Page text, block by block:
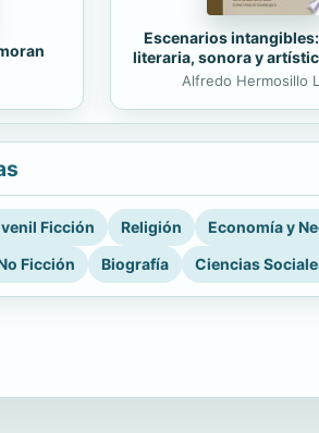
Escenarios
literaria, sonora y
Alfredo Hermosillo
Ficción Religión
Economía y
Ficción
Biografía Ciencias